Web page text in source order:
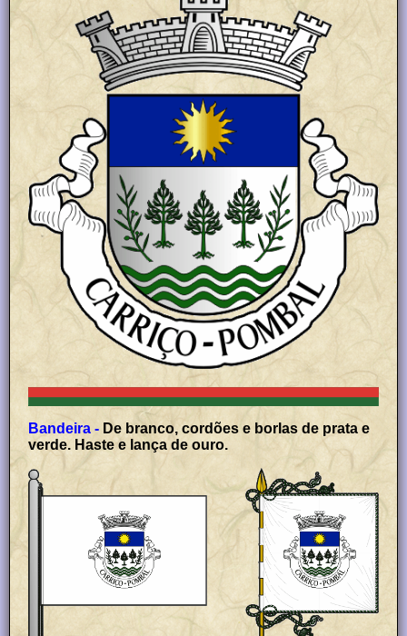
Bandeira - De branco, cordões e borlas de prata e
verde. Haste e lança de ouro.